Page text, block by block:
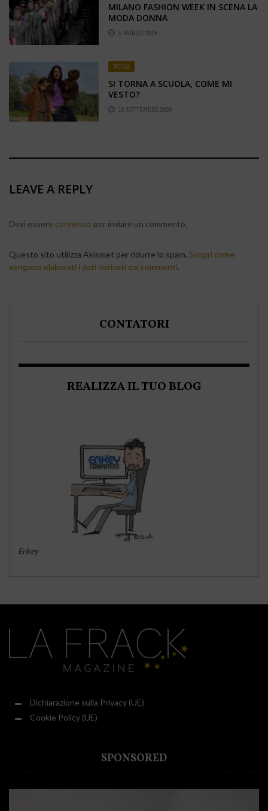
MILANO FASHION WEEK IN SCENA LA
MODA DONNA
5 MARZO 2019
MODA
SI TORNA A SCUOLA, COME MI
VESTO?
10 SETTEMBRE 2020
LEAVE A REPLY
Devi essere connesso per inviare un commento.
Questo sito utilizza Akismet per ridurre lo spam. Scopri come
vengono elaborati i dati derivati dai commenti.
CONTATORI
REALIZZA IL TUO BLOG
Enkey
Dichiarazione sulla Privacy (UE)
Cookie Policy (UE)
SPONSORED